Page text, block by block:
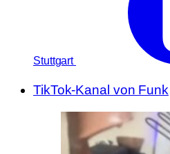
Stuttgart
TikTok-Kanal von Funk